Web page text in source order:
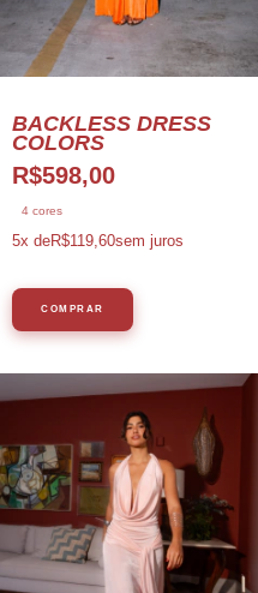
BACKLESS DRESS
COLORS
R$598,00
4 cores
5x deR$119,60sem juros
COMPRAR